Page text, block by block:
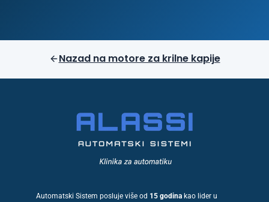
Nazad na motore za krilne kapije
Automatski Sistem posluje više od 15 godina kao lider u